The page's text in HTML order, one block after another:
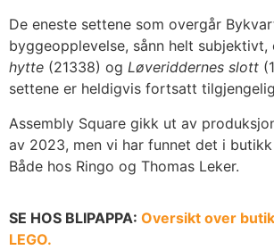
De eneste settene som overgår
byggeopplevelse, sånn helt subjektivt,
hytte (21338) og Løveriddernes slott
settene er heldigvis fortsatt
Assembly Square gikk ut av
av 2023, men vi har funnet det i
Både hos Ringo og Thomas Leker.
SE HOS BLIPAPPA: Oversikt over
LEGO.